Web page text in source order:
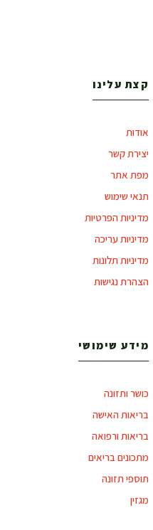
קצת עלינו
אודות
יצירת קשר
מפת אתר
תנאי שימוש
מדיניות הפרטיות
מדיניות עריכה
מדיניות תלונות
הצהרת נגישות
מידע שימושי
כושר ותזונה
בריאות האישה
בריאות ורפואה
מתכונים בריאים
תוספי תזונה
מגזין